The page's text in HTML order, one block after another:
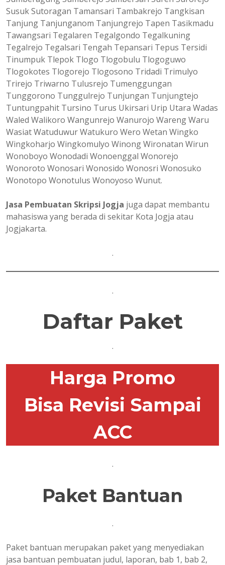
Susuk Sutoragan Tamansari Tambakrejo Tangkisan
Tanjung Tanjunganom Tanjungrejo Tapen Tasikmadu
Tawangsari Tegalaren Tegalgondo Tegalkuning
Tegalrejo Tegalsari Tengah Tepansari Tepus Tersidi
Tinumpuk Tlepok Tlogo Tlogobulu Tlogoguwo
Tlogokotes Tlogorejo Tlogosono Tridadi Trimulyo
Trirejo Triwarno Tulusrejo Tumenggungan
Tunggorono Tunggulrejo Tunjungan Tunjungtejo
Tuntungpahit Tursino Turus Ukirsari Urip Utara Wadas
Waled Walikoro Wangunrejo Wanurojo Wareng Waru
Wasiat Watuduwur Watukuro Wero Wetan Wingko
Wingkoharjo Wingkomulyo Winong Wironatan Wirun
Wonoboyo Wonodadi Wonoenggal Wonorejo
Wonoroto Wonosari Wonosido Wonosri Wonosuko
Wonotopo Wonotulus Wonoyoso Wunut.
Jasa Pembuatan Skripsi Jogja juga dapat membantu
mahasiswa yang berada di sekitar Kota Jogja atau
Jogjakarta.
.
.
Daftar Paket
.
Harga Promo
Bisa Revisi Sampai
ACC
.
Paket Bantuan
.
Paket bantuan merupakan paket yang menyediakan
jasa bantuan pembuatan judul, laporan, bab 1, bab 2,